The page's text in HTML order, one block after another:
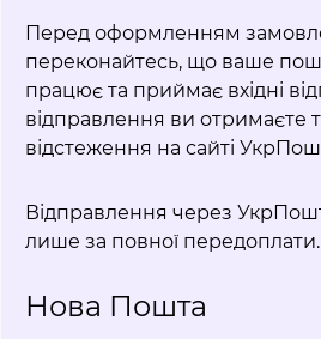
Перед оформленням
переконайтесь, що ваше
працює та приймає вхідні
відправлення ви отримаєте
відстеження на сайті
Відправлення через
лише за повної передоплати.
Нова Пошта